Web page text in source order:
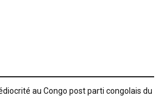
au Congo post parti congolais du